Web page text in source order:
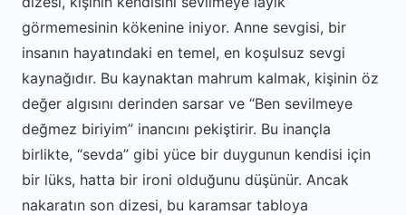
görmemesinin kökenine iniyor. Anne sevgisi, bir
insanın hayatındaki en temel, en koşulsuz sevgi
kaynağıdır. Bu kaynaktan mahrum kalmak, kişinin öz
değer algısını derinden sarsar ve “Ben sevilmeye
değmez biriyim” inancını pekiştirir. Bu inançla
birlikte, “sevda” gibi yüce bir duygunun kendisi için
bir lüks, hatta bir ironi olduğunu düşünür. Ancak
nakaratın son dizesi, bu karamsar tabloya